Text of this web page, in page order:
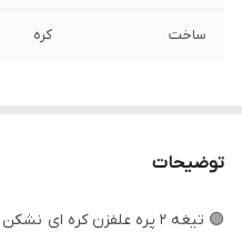
ساخت کره
توضیحات
🟣 تیغه ۲ پره علفزن کره ای نشکن